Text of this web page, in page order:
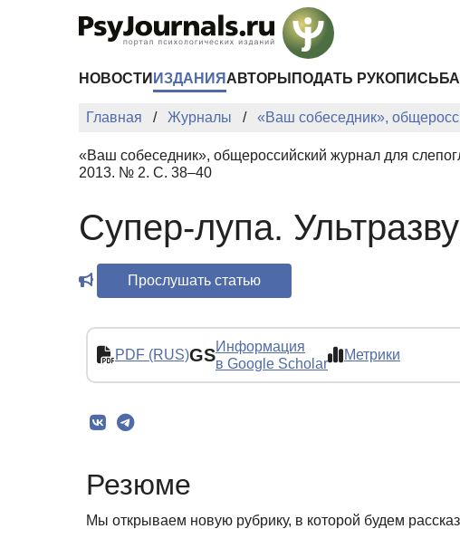
НОВОСТИ ИЗДАНИЯ АВТОРЫ ПОДАТЬ РУКОПИСЬ
Главная Журналы «Ваш собеседник»,
«Ваш собеседник», общероссийский журнал для
2013. № 2. С. 38–40
Супер-лупа.
Прослушать статью
PDF (RUS)GSИнформация
в Google Scholar
Метрики
Резюме
Мы открываем новую рубрику, в которой будем